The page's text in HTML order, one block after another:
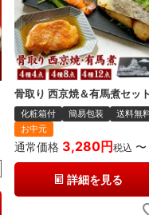
骨取り 西京焼＆有馬煮セット
化粧箱付 簡易包装
送料無
お中元
通常価格 3,280 税込 〜
詳細を見る